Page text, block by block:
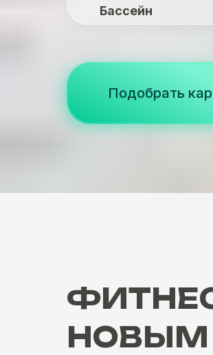
Бассейн
Подобрать
НОВЫМ